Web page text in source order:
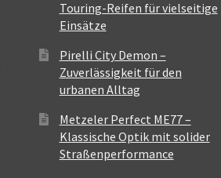
Touring-Reifen für vielseitige
Einsätze
Pirelli City Demon –
Zuverlässigkeit für den
urbanen Alltag
Metzeler Perfect ME77 –
Klassische Optik mit solider
Straßenperformance